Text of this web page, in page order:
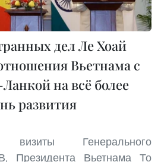
дел Ле Хоай
Вьетнама с
на всё более
развития
визиты Генерального
Президента Вьетнама То